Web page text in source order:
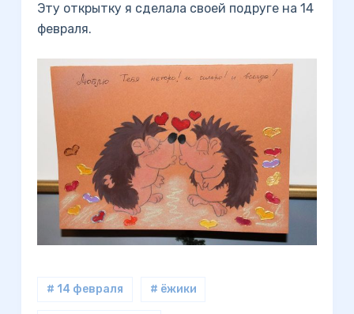
Эту открытку я сделала своей подруге на 14
февраля.
# 14 февраля # ёжики